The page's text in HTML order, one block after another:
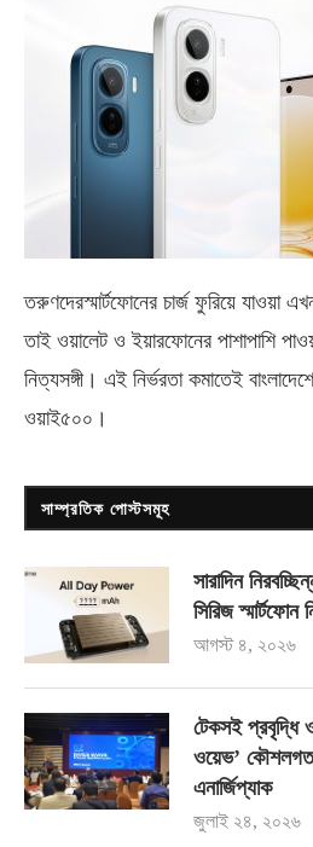
তরুণদেরস্মার্টফোনের চার্জ ফুরিয়ে যাওয়া
তাই ওয়ালেট ও ইয়ারফোনের পাশাপাশি
নিত্যসঙ্গী। এই নির্ভরতা কমাতেই
ওয়াই৫০০ ।
সাম্প্রতিক পোস্টসমূহ
সারাদিন
সিরিজ স্মার্টফোন
আগস্ট ৪, ২০২৬
টেকসই প্রবৃদ্ধি
ওয়েভ’ কৌশলগত
এনার্জিপ্যাক
জুলাই ২৪, ২০২৬